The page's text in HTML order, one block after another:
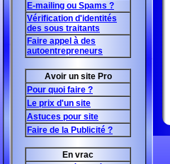
E-mailing ou Spams ?
Vérification d'identités
des sous traitants
Faire appel à des
autoentrepreneurs
Avoir un site Pro
Pour quoi faire ?
Le prix d'un site
Astuces pour site
Faire de la Publicité ?
En vrac